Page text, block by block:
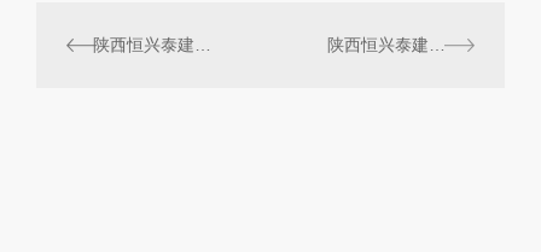
陕西恒兴泰建材科技有限公司荣获一种透水砖窑体的砖坯传动装置.实用新型 证书 陕西恒兴泰建材科技有限公司荣获一种防止物料粘接筛网的滚筛.实用新型 证书